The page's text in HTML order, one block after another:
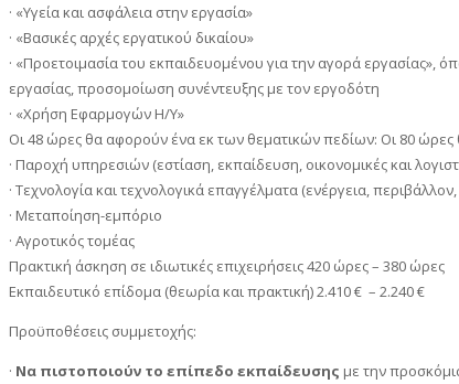
· «Υγεία και ασφάλεια στην εργασία»
· «Βασικές αρχές εργατικού δικαίου»
· «Προετοιμασία του εκπαιδευομένου για την αγορά
εργασίας, προσομοίωση συνέντευξης με τον εργοδότη
· «Χρήση Εφαρμογών Η/Υ»
Οι 48 ώρες θα αφορούν ένα εκ των θεματικών πεδίων: Οι 80
· Παροχή υπηρεσιών (εστίαση, εκπαίδευση, οικονομικές και
· Τεχνολογία και τεχνολογικά επαγγέλματα (ενέργεια,
· Μεταποίηση-εμπόριο
· Αγροτικός τομέας
Πρακτική άσκηση σε ιδιωτικές επιχειρήσεις 420 ώρες – 380 ώρες
Εκπαιδευτικό επίδομα (θεωρία και πρακτική) 2.410 € – 2.240 €
Προϋποθέσεις συμμετοχής:
· Να πιστοποιούν το επίπεδο εκπαίδευσης με την